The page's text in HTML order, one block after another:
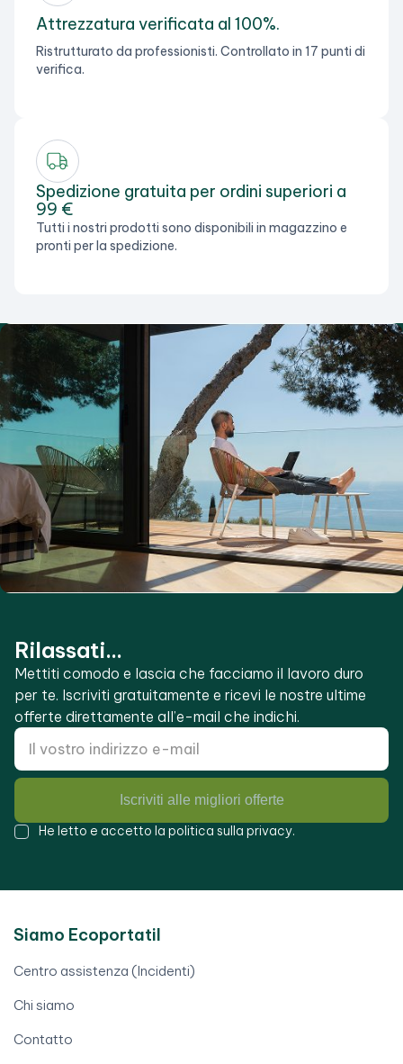
Attrezzatura verificata al 100%.
Ristrutturato da professionisti. Controllato in 17 punti di
verifica.
Spedizione gratuita per ordini superiori a
99 €
Tutti i nostri prodotti sono disponibili in magazzino e
pronti per la spedizione.
Rilassati...
Mettiti comodo e lascia che facciamo il lavoro duro
per te. Iscriviti gratuitamente e ricevi le nostre ultime
offerte direttamente all’e-mail che indichi.
Iscriviti alle migliori offerte
He letto e accetto la politica sulla privacy.
Siamo Ecoportatil
Centro assistenza (Incidenti)
Chi siamo
Contatto